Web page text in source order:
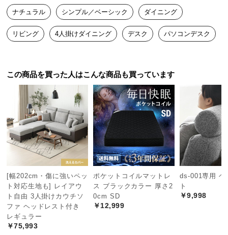
設
置
サ
ー
に
つ
搬
入
に
つ
い
て
暮らしに合わせて広がる使い方
テーブルの高さを変えることで、周りのインテリア
や用途に合わせて様々な場面で活用できます。
ナチュラル シンプル／ベーシック ダイニング
リビング 4人掛けダイニング デスク パソコンデスク
この商品を買った人はこんな商品も買っています
[幅202cm・傷に強いペッ
ト対応生地も] レイアウ
ト自由 3人掛けカウチソ
ファ ヘッドレスト付き
レギュラー
￥75,993
ポケットコイルマットレ
ス ブラックカラー 厚さ2
0cm SD
￥12,999
ds-001専用 ヘ
ト
￥9,998